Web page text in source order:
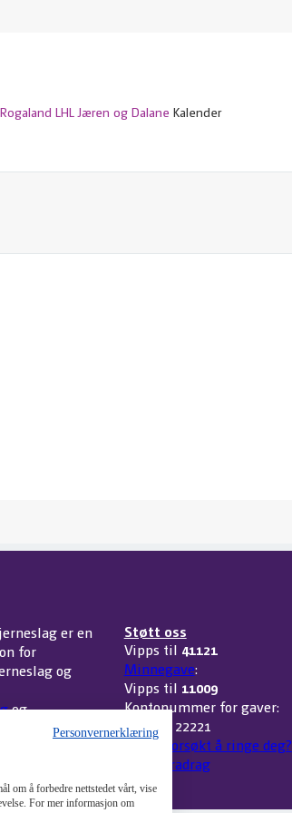
LHL Jæren og Dalane Kalender
er en
for
og
og
Støtt oss
Vipps til 41121
Minnegave:
Vipps til 11009
Kontonummer for gaver:
3207 32 22221
Har vi forsøkt å ringe deg?
Skattefradrag
Personvernerklæring
om å forbedre nettstedet vårt, vise
For mer informasjon om